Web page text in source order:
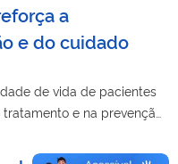
a
e do cuidado
de vida de pacientes
e na prevenção